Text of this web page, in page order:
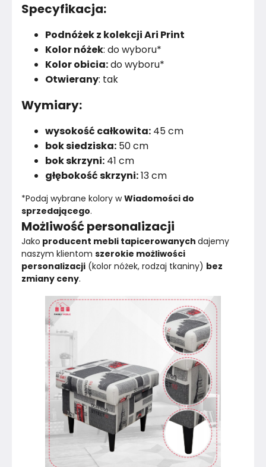
Specyfikacja:
Podnóżek z kolekcji Ari Print
Kolor nóżek: do wyboru*
Kolor obicia:do wyboru*
Otwierany: tak
Wymiary:
wysokość całkowita: 45 cm
bok siedziska: 50 cm
bok skrzyni: 41 cm
głębokość skrzyni:13 cm
*Podaj wybrane kolory w Wiadomości do
sprzedającego.
Możliwość personalizacji
Jako producent mebli tapicerowanych dajemy
naszym klientom szerokie możliwości
personalizacji (kolor nóżek, rodzaj tkaniny) bez
zmiany ceny.